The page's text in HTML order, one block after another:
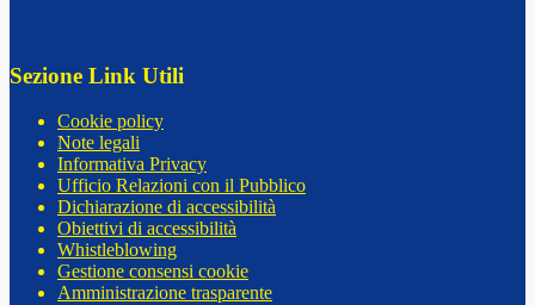
Sezione Link Utili
Cookie policy
Note legali
Informativa Privacy
Ufficio Relazioni con il Pubblico
Dichiarazione di accessibilità
Obiettivi di accessibilità
Whistleblowing
Gestione consensi cookie
Amministrazione trasparente